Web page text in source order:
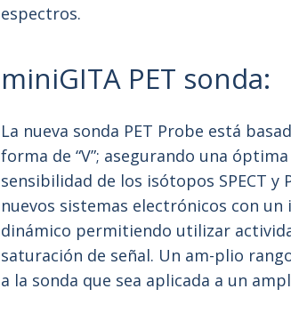
espectros.
miniGITA PET sonda:
La nueva sonda PET Probe está
forma de “V”; asegurando una
sensibilidad de los isótopos SPECT y
nuevos sistemas electrónicos con
dinámico permitiendo utilizar
saturación de señal. Un am-plio
a la sonda que sea aplicada a un